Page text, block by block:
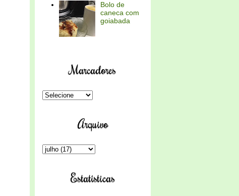
Bolo de
caneca com
goiabada
Marcadores
Arquivo
Estatísticas